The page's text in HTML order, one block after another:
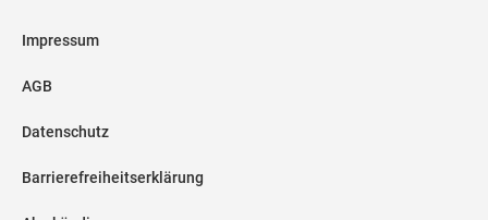
Impressum
AGB
Datenschutz
Barrierefreiheitserklärung